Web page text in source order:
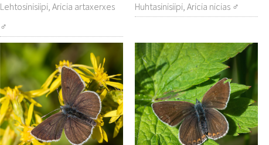
Lehtosinisiipi, Aricia artaxerxes
♂
Huhtasinisiipi, Aricia nicias ♂